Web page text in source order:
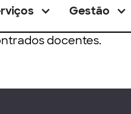
Gestão
docentes.